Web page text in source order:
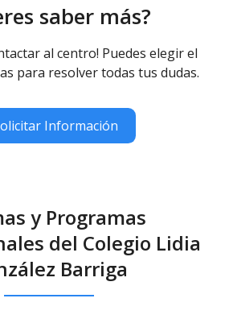
saber más?
al centro! Puedes elegir el
para resolver todas tus dudas.
Información
y Programas
del Colegio Lidia
Barriga